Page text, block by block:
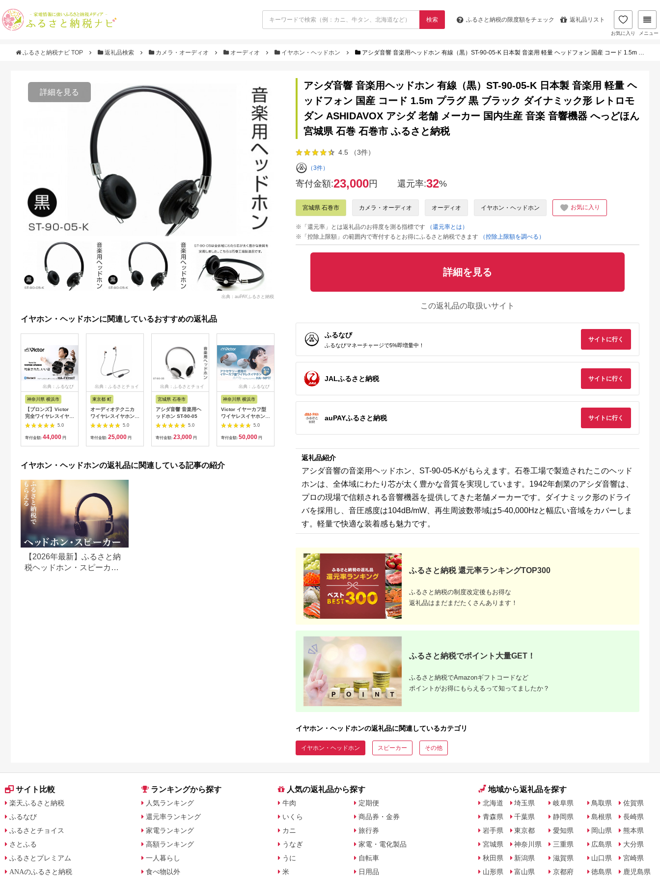
検索 ふるさと納税の限度額をチェック 返礼品リスト
お気に入り メニュー
ふるさと納税ナビ TOP 返礼品検索 カメラ・オーディオ オーディオ イヤホン・ヘッドホン アシダ音響 音楽用ヘッドホン 有線（黒）ST-90-05-K 日本製 音楽用 軽量 ヘッドフォン 国産 コード 1.5m プラグ 黒 ブラック ダイナミック形 レトロモダン ASHIDAVOX アシダ 老舗 メーカー 国内生産 音楽 音響機器 へっどほん 宮城県 石巻 石巻市 ふるさと納税
詳細を見る
出典：auPAYふるさと納税
イヤホン・ヘッドホンに関連しているおすすめの返礼品
出典：ふるなび
神奈川県 横浜市
【ブロンズ】Victor
完全ワイヤレスイヤホ
ン HA-FX150T ノイズ
キャンセリングイヤホ
ン AJZ0019VC02
5.0
寄付金額: 44,000 円
出典：ふるさとチョイ
東京都 町
オーディオテクニカ
ワイヤレスイヤホン
ATH-CKS660XBT
CGD(ゴールド)
5.0
寄付金額: 25,000 円
出典：ふるさとチョイ
宮城県 石巻市
アシダ音響 音楽用ヘ
ッドホン ST-90-05
5.0
寄付金額: 23,000 円
出典：ふるなび
神奈川県 横浜市
Victor イヤーカフ型
ワイヤレスイヤホン
HA-NP1T-AN エター
ナルブルー イヤホン
AJZ0014VC06
5.0
寄付金額: 50,000 円
出典：ふるなび
ワイヤレスイヤホン
HA-NP1T-T マルーン
田市〉intime(アンテ
ィーム)雅MarkII
F23R-795
Victor イヤーカフ型
ワイヤレスイヤホン
【ふるさと納税】オ
ディオテクニカ ワ
CKS660XBT GM（
イヤホン・ヘッドホンの返礼品に関連している記事の紹介
【2026年最新】ふるさと納
税ヘッドホン・スピーカー
アシダ音響 音楽用ヘッドホン 有線（黒）ST-90-05-K 日本製 音楽用 軽量 ヘ
ッドフォン 国産 コード 1.5m プラグ 黒 ブラック ダイナミック形 レトロモ
ダン ASHIDAVOX アシダ 老舗 メーカー 国内生産 音楽 音響機器 へっどほん
宮城県 石巻 石巻市 ふるさと納税
4.5 （3件）
（3件）
寄付金額:23,000円 還元率:32%
宮城県 石巻市 カメラ・オーディオ オーディオ イヤホン・ヘッドホン お気に入り
※「還元率」とは返礼品のお得度を測る指標です
（還元率とは）
※「控除上限額」の範囲内で寄付するとお得にふるさと納税できます
（控除上限額を調べる）
詳細を見る
この返礼品の取扱いサイト
ふるなび
ふるなびマネーチャージで5%即増量中！
サイトに行く
JALふるさと納税 サイトに行く
auPAYふるさと納税 サイトに行く
返礼品紹介
アシダ音響の音楽用ヘッドホン、ST-90-05-Kがもらえます。石巻工場で製造されたこのヘッド
ホンは、全体域にわたり芯が太く豊かな音質を実現しています。1942年創業のアシダ音響は、
プロの現場で信頼される音響機器を提供してきた老舗メーカーです。ダイナミック形のドライ
バを採用し、音圧感度は104dB/mW、再生周波数帯域は5-40,000Hzと幅広い音域をカバーしま
す。軽量で快適な装着感も魅力です。
ふるさと納税 還元率ランキングTOP300
ふるさと納税の制度改定後もお得な
返礼品はまだまだたくさんあります！
ふるさと納税でポイント大量GET！
ふるさと納税でAmazonギフトコードなど
ポイントがお得にもらえるって知ってましたか？
イヤホン・ヘッドホンの返礼品に関連しているカテゴリ
イヤホン・ヘッドホン スピーカー その他
サイト比較
楽天ふるさと納税
ふるなび
ふるさとチョイス
さとふる
ふるさとプレミアム
ANAのふるさと納税
ランキングから探す
人気ランキング
還元率ランキング
家電ランキング
高額ランキング
一人暮らし
食べ物以外
人気の返礼品から探す
牛肉
いくら
カニ
うなぎ
うに
米
定期便
商品券・金券
旅行券
家電・電化製品
自転車
日用品
地域から返礼品を探す
北海道
青森県
岩手県
宮城県
秋田県
山形県
埼玉県
千葉県
東京都
神奈川県
新潟県
富山県
岐阜県
静岡県
愛知県
三重県
滋賀県
京都府
鳥取県
島根県
岡山県
広島県
山口県
徳島県
佐賀県
長崎県
熊本県
大分県
宮崎県
鹿児島県